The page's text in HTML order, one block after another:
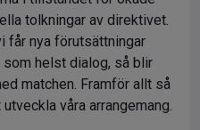
tolkningar av direktivet.
får nya förutsättningar
helst dialog, så blir
matchen. Framför allt så
våra arrangemang.